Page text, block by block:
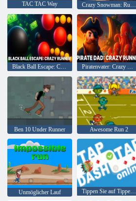
TAC TAC Way
Black Ball Escape: Crazy Runner Piratenvater: Crazy Runner
Ben 10 Under Runner Awesome Run 2
Unmöglicher Lauf Tippen Sie auf Tippen Sie auf Dash Online